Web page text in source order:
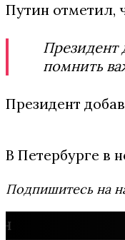
Путин отметил,
Президент
помнить
Президент
В Петербурге в
Подпишитесь на